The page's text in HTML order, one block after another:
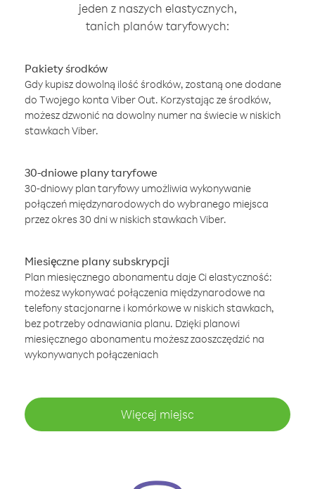
jeden z naszych elastycznych,
tanich planów taryfowych:
Pakiety środków
Gdy kupisz dowolną ilość środków, zostaną one dodane
do Twojego konta Viber Out. Korzystając ze środków,
możesz dzwonić na dowolny numer na świecie w niskich
stawkach Viber.
30-dniowe plany taryfowe
30-dniowy plan taryfowy umożliwia wykonywanie
połączeń międzynarodowych do wybranego miejsca
przez okres 30 dni w niskich stawkach Viber.
Miesięczne plany subskrypcji
Plan miesięcznego abonamentu daje Ci elastyczność:
możesz wykonywać połączenia międzynarodowe na
telefony stacjonarne i komórkowe w niskich stawkach,
bez potrzeby odnawiania planu. Dzięki planowi
miesięcznego abonamentu możesz zaoszczędzić na
wykonywanych połączeniach
Więcej miejsc